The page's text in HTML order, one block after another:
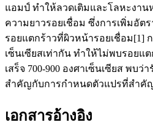
แอมป์ ทำให้ลวดเติมและโลหะงาน
ความยาวรอยเชื่อม ซึ่งการเพิ่มอัต
รอยแตกร้าวที่ผิวหน้ารอยเชื่อม[1]
เซ็นเซียสเท่ากัน ทำให้ไม่พบรอยแ
เสร็จ 700-900 องศาเซ็นเซียส พ
สำคัญกับการกำหนดตัวแปรที่สำคัญ
เอกสารอ้างอิง